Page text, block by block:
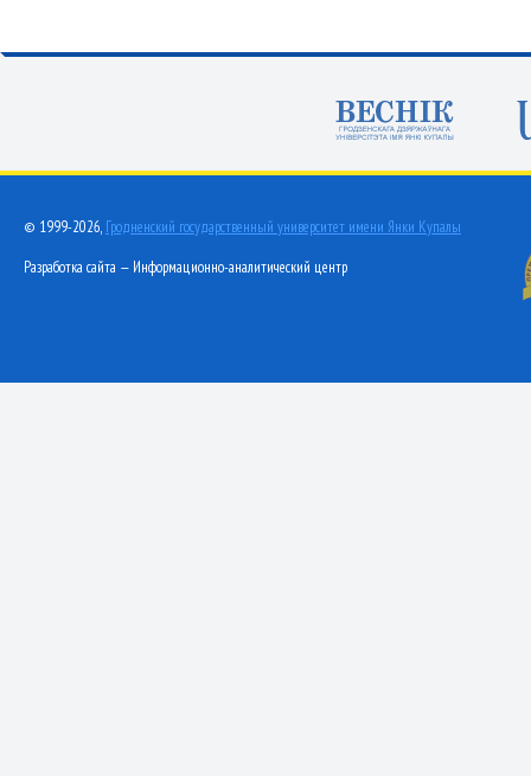
© 1999-2026, Гродненский государственный университет имени Янки Купалы
Разработка сайта — Информационно-аналитический центр